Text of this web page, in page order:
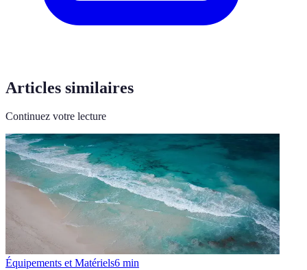
Articles similaires
Continuez votre lecture
Équipements et Matériels6 min